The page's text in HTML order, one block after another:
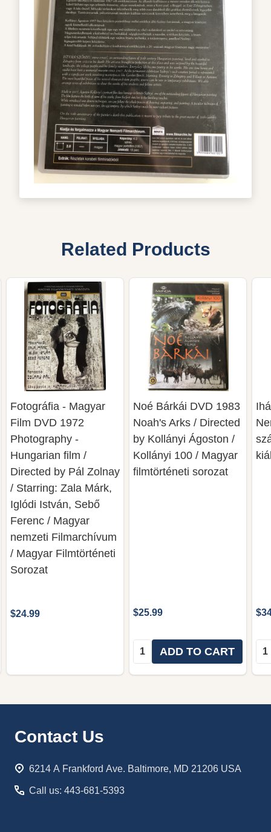
Related Products
Fotográfia - Magyar
Film DVD 1972
Photography -
Hungarian film /
Directed by Pál Zolnay
/ Starring: Zala Márk,
Iglódi István, Sebő
Ferenc / Magyar
nemzeti Filmarchívum
/ Magyar Filmtörténeti
Sorozat
$24.99
Noé Bárkái DVD 1983
Noah's Arks / Directed
by Kollányi Ágoston /
Kollányi 100 / Magyar
filmtörténeti sorozat
$25.99
Quantity:ADD TO CART
Footer
Contact Us
6214 A Frankford Ave. Baltimore, MD 21206 USA
Call us: 443-681-5393